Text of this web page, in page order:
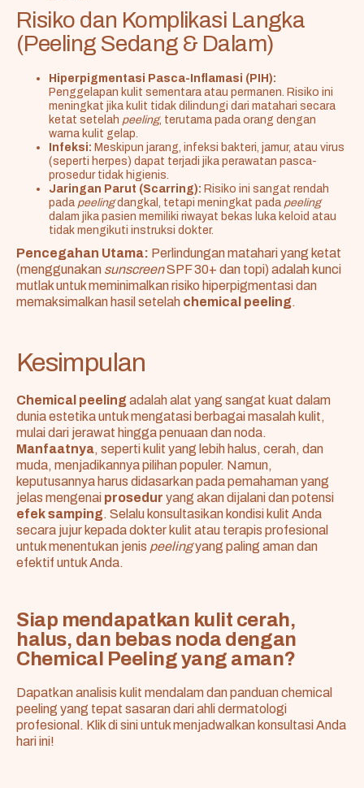
Risiko dan Komplikasi Langka
(Peeling Sedang & Dalam)
Hiperpigmentasi Pasca-Inflamasi (PIH):
Penggelapan kulit sementara atau permanen. Risiko ini
meningkat jika kulit tidak dilindungi dari matahari secara
ketat setelah peeling, terutama pada orang dengan
warna kulit gelap.
Infeksi: Meskipun jarang, infeksi bakteri, jamur, atau virus
(seperti herpes) dapat terjadi jika perawatan pasca-
prosedur tidak higienis.
Jaringan Parut (Scarring): Risiko ini sangat rendah
pada peelingdangkal, tetapi meningkat pada peeling
dalam jika pasien memiliki riwayat bekas luka keloid atau
tidak mengikuti instruksi dokter.
Pencegahan Utama: Perlindungan matahari yang ketat
(menggunakan sunscreenSPF 30+ dan topi) adalah kunci
mutlak untuk meminimalkan risiko hiperpigmentasi dan
memaksimalkan hasil setelah chemical peeling.
Kesimpulan
Chemical peeling adalah alat yang sangat kuat dalam
dunia estetika untuk mengatasi berbagai masalah kulit,
mulai dari jerawat hingga penuaan dan noda.
Manfaatnya, seperti kulit yang lebih halus, cerah, dan
muda, menjadikannya pilihan populer. Namun,
keputusannya harus didasarkan pada pemahaman yang
jelas mengenai prosedur yang akan dijalani dan potensi
efek samping. Selalu konsultasikan kondisi kulit Anda
secara jujur kepada dokter kulit atau terapis profesional
untuk menentukan jenis peelingyang paling aman dan
efektif untuk Anda.
Siap mendapatkan kulit cerah,
halus, dan bebas noda dengan
Chemical Peeling yang aman?
Dapatkan analisis kulit mendalam dan panduan chemical
peeling yang tepat sasaran dari ahli dermatologi
profesional. Klik di sini untuk menjadwalkan konsultasi Anda
hari ini!